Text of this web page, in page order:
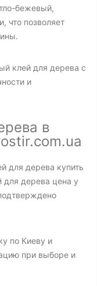
бежевый,
что позволяет
клей для дерева с
и
в
для дерева купить
для дерева цена у
по Киеву и
при выборе и